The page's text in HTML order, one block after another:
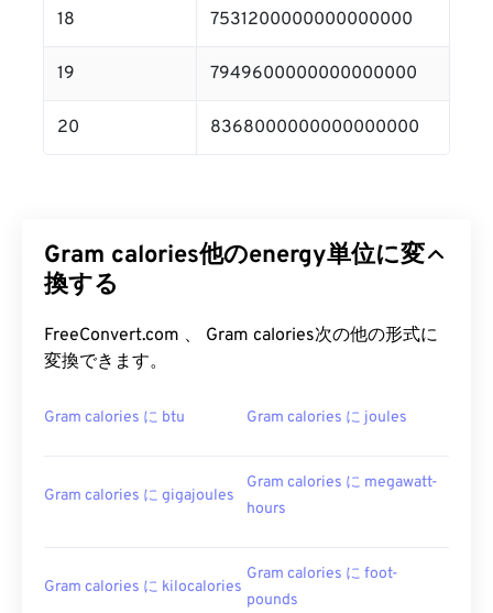
18 7531200000000000000
19 7949600000000000000
20 8368000000000000000
Gram calories他のenergy単位に変
換する
FreeConvert.com 、 Gram calories次の他の形式に
変換できます。
Gram calories に btu Gram calories に joules
Gram calories に gigajoules
Gram calories に megawatt-
hours
Gram calories に kilocalories
Gram calories に foot-
pounds